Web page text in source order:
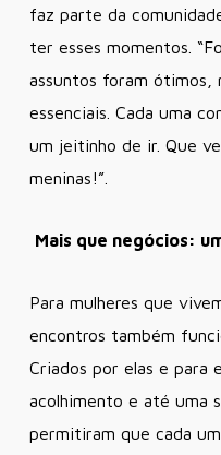
faz parte da
ter esses momentos.
assuntos foram ótimos,
essenciais. Cada uma
um jeitinho de ir. Que
meninas!”.
Mais que negócios:
Para mulheres que
encontros também
Criados por elas e para
acolhimento e até uma
permitiram que cada